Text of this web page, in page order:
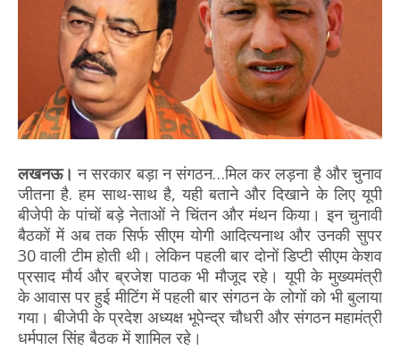
लखनऊ। न सरकार बड़ा न संगठन…मिल कर लड़ना है और चुनाव
जीतना है. हम साथ-साथ है, यही बताने और दिखाने के लिए यूपी
बीजेपी के पांचों बड़े नेताओं ने चिंतन और मंथन किया। इन चुनावी
बैठकों में अब तक सिर्फ सीएम योगी आदित्यनाथ और उनकी सुपर
30 वाली टीम होती थी। लेकिन पहली बार दोनों डिप्टी सीएम केशव
प्रसाद मौर्य और ब्रजेश पाठक भी मौजूद रहे। यूपी के मुख्यमंत्री
के आवास पर हुई मीटिंग में पहली बार संगठन के लोगों को भी बुलाया
गया। बीजेपी के प्रदेश अध्यक्ष भूपेन्द्र चौधरी और संगठन महामंत्री
धर्मपाल सिंह बैठक में शामिल रहे।